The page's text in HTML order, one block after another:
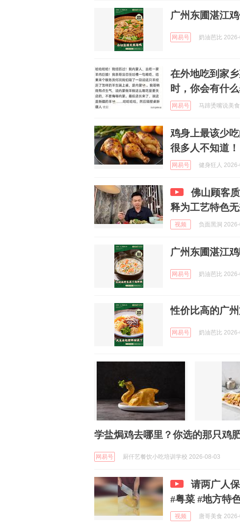
广州东圃湛江
网易号 奶油芭比
在外地吃到家
时，你会有什
网易号 马蹄烫嘴说美
鸡身上最该少
很多人不知道！
网易号 健身狂人
佛山顾客
释为工艺特色
视频 负面黑洞
广州东圃湛江
网易号 奶油芭比
性价比高的广
网易号 奶油芭比
学盐焗鸡去哪里？你选的那只鸡
网易号 厨仟艺餐饮小吃培训学校 2026-08-03
请两广人
#粤菜 #地方特
视频 唐哥美食